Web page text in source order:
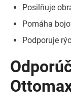
Posilňuje
Pomáha
Podporuje